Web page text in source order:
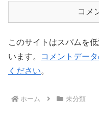
コメ
このサイトはスパムを
います。
コメントデー
ください。
ホーム 未分類